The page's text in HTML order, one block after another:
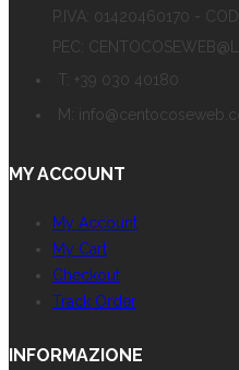
P.IVA: 01420460170 -
PEC:
T: +39 030 40180
M:
MY ACCOUNT
My Account
My Cart
Checkout
Track Order
INFORMAZIONE